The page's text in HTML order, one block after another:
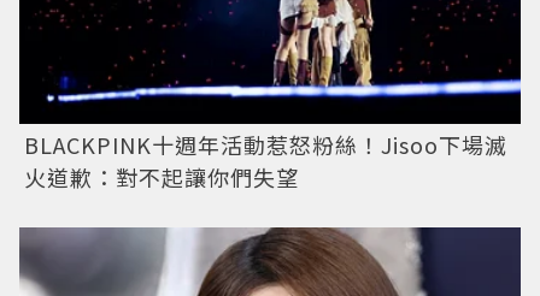
BLACKPINK十週年活動惹怒粉絲！Jisoo下場滅
火道歉：對不起讓你們失望